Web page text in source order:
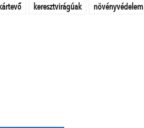
keresztvirágúak növényvédelem